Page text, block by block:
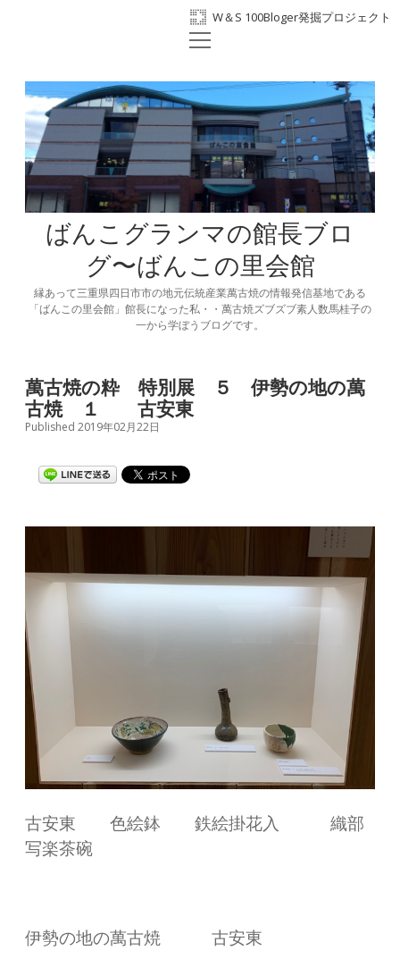
W＆S 100Bloger発掘プロジェクト
ホーム
プロフィール
BANKO300th
ばんこの里会館
facebook
open
ばんこグランマの館長ブロ
グ〜ばんこの里会館
縁あって三重県四日市市の地元伝統産業萬古焼の情報発信基地である
「ばんこの里会館」館長になった私・・萬古焼ズブズブ素人数馬桂子の
一から学ぼうブログです。
萬古焼の粋 特別展 ５ 伊勢の地の萬
古焼 １ 古安東
Published 2019年02月22日
古安東 色絵鉢 鉄絵掛花入 織部
写楽茶碗
伊勢の地の萬古焼 古安東